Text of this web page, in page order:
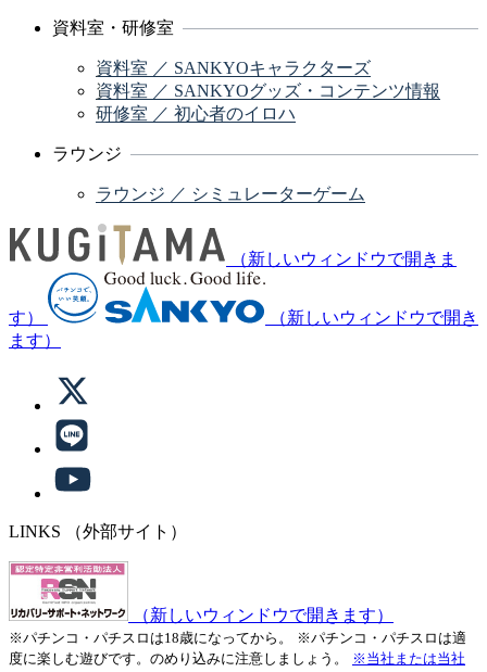
資料室・研修室
資料室 ／ SANKYOキャラクターズ
資料室 ／ SANKYOグッズ・コンテンツ情報
研修室 ／ 初心者のイロハ
ラウンジ
ラウンジ ／ シミュレーターゲーム
（新しいウィンドウで開きま
す）
（新しいウィンドウで開き
ます）
LINKS （外部サイト）
（新しいウィンドウで開きます）
※パチンコ・パチスロは18歳になってから。
※パチンコ・パチスロは適
度に楽しむ遊びです。のめり込みに注意しましょう。
※当社または当社